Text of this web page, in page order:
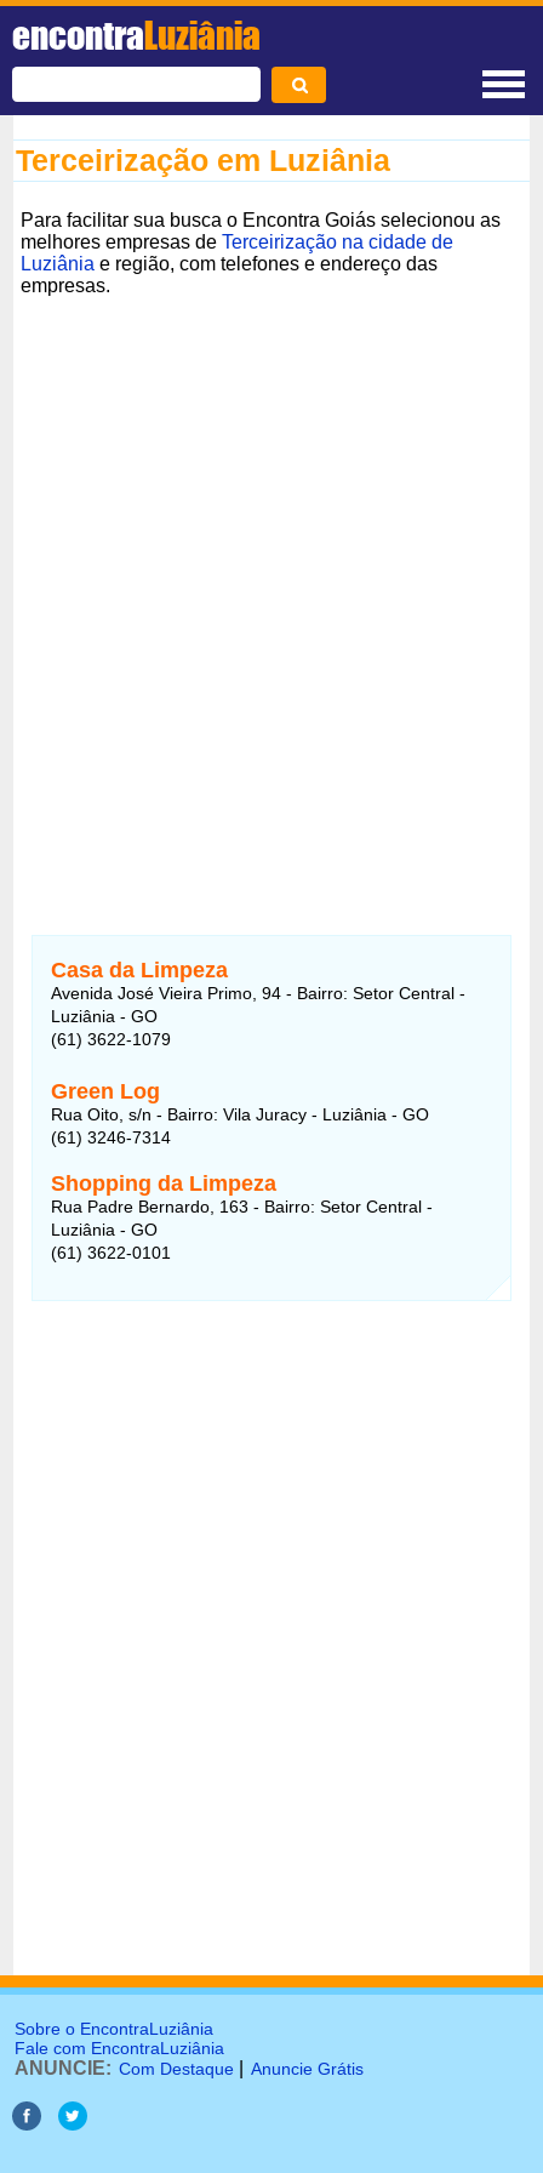
encontraLuziânia
Terceirização em Luziânia
Para facilitar sua busca o Encontra Goiás selecionou as
melhores empresas deTerceirização na cidade de
Luziânia e região, com telefones e endereço das
empresas.
Casa da Limpeza
Avenida José Vieira Primo, 94 - Bairro: Setor Central -
Luziânia - GO
(61) 3622-1079
Green Log
Rua Oito, s/n - Bairro: Vila Juracy - Luziânia - GO
(61) 3246-7314
Shopping da Limpeza
Rua Padre Bernardo, 163 - Bairro: Setor Central -
Luziânia - GO
(61) 3622-0101
Sobre o EncontraLuziânia
Fale com EncontraLuziânia
ANUNCIE: Com Destaque Anuncie Grátis